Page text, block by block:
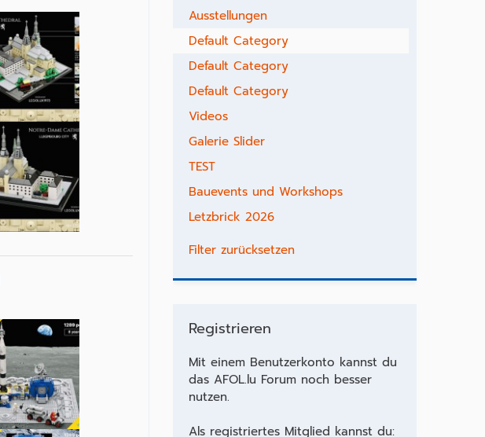
Ausstellungen
Default Category
Default Category
Default Category
Videos
Galerie Slider
TEST
Bauevents und Workshops
Letzbrick 2026
Filter zurücksetzen
Registrieren
Mit einem Benutzerkonto kannst du
das AFOL.lu Forum noch besser
nutzen.
Als registriertes Mitglied kannst du: